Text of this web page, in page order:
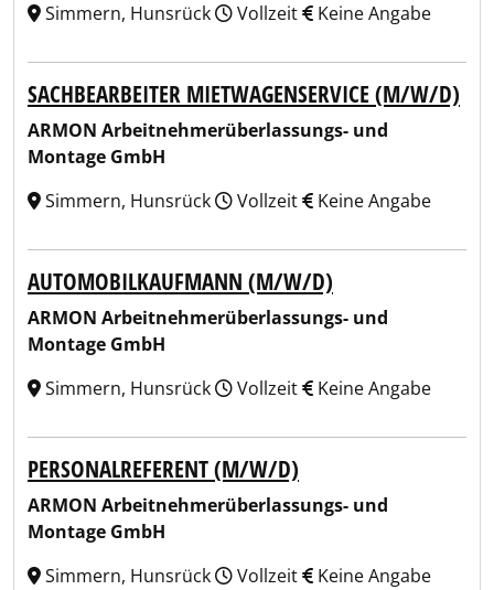
Simmern, Hunsrück
Vollzeit Keine Angabe
SACHBEARBEITER MIETWAGENSERVICE (M/W/D)
ARMON Arbeitnehmerüberlassungs- und
Montage GmbH
Simmern, Hunsrück
Vollzeit Keine Angabe
AUTOMOBILKAUFMANN (M/W/D)
ARMON Arbeitnehmerüberlassungs- und
Montage GmbH
Simmern, Hunsrück
Vollzeit Keine Angabe
PERSONALREFERENT (M/W/D)
ARMON Arbeitnehmerüberlassungs- und
Montage GmbH
Simmern, Hunsrück
Vollzeit Keine Angabe